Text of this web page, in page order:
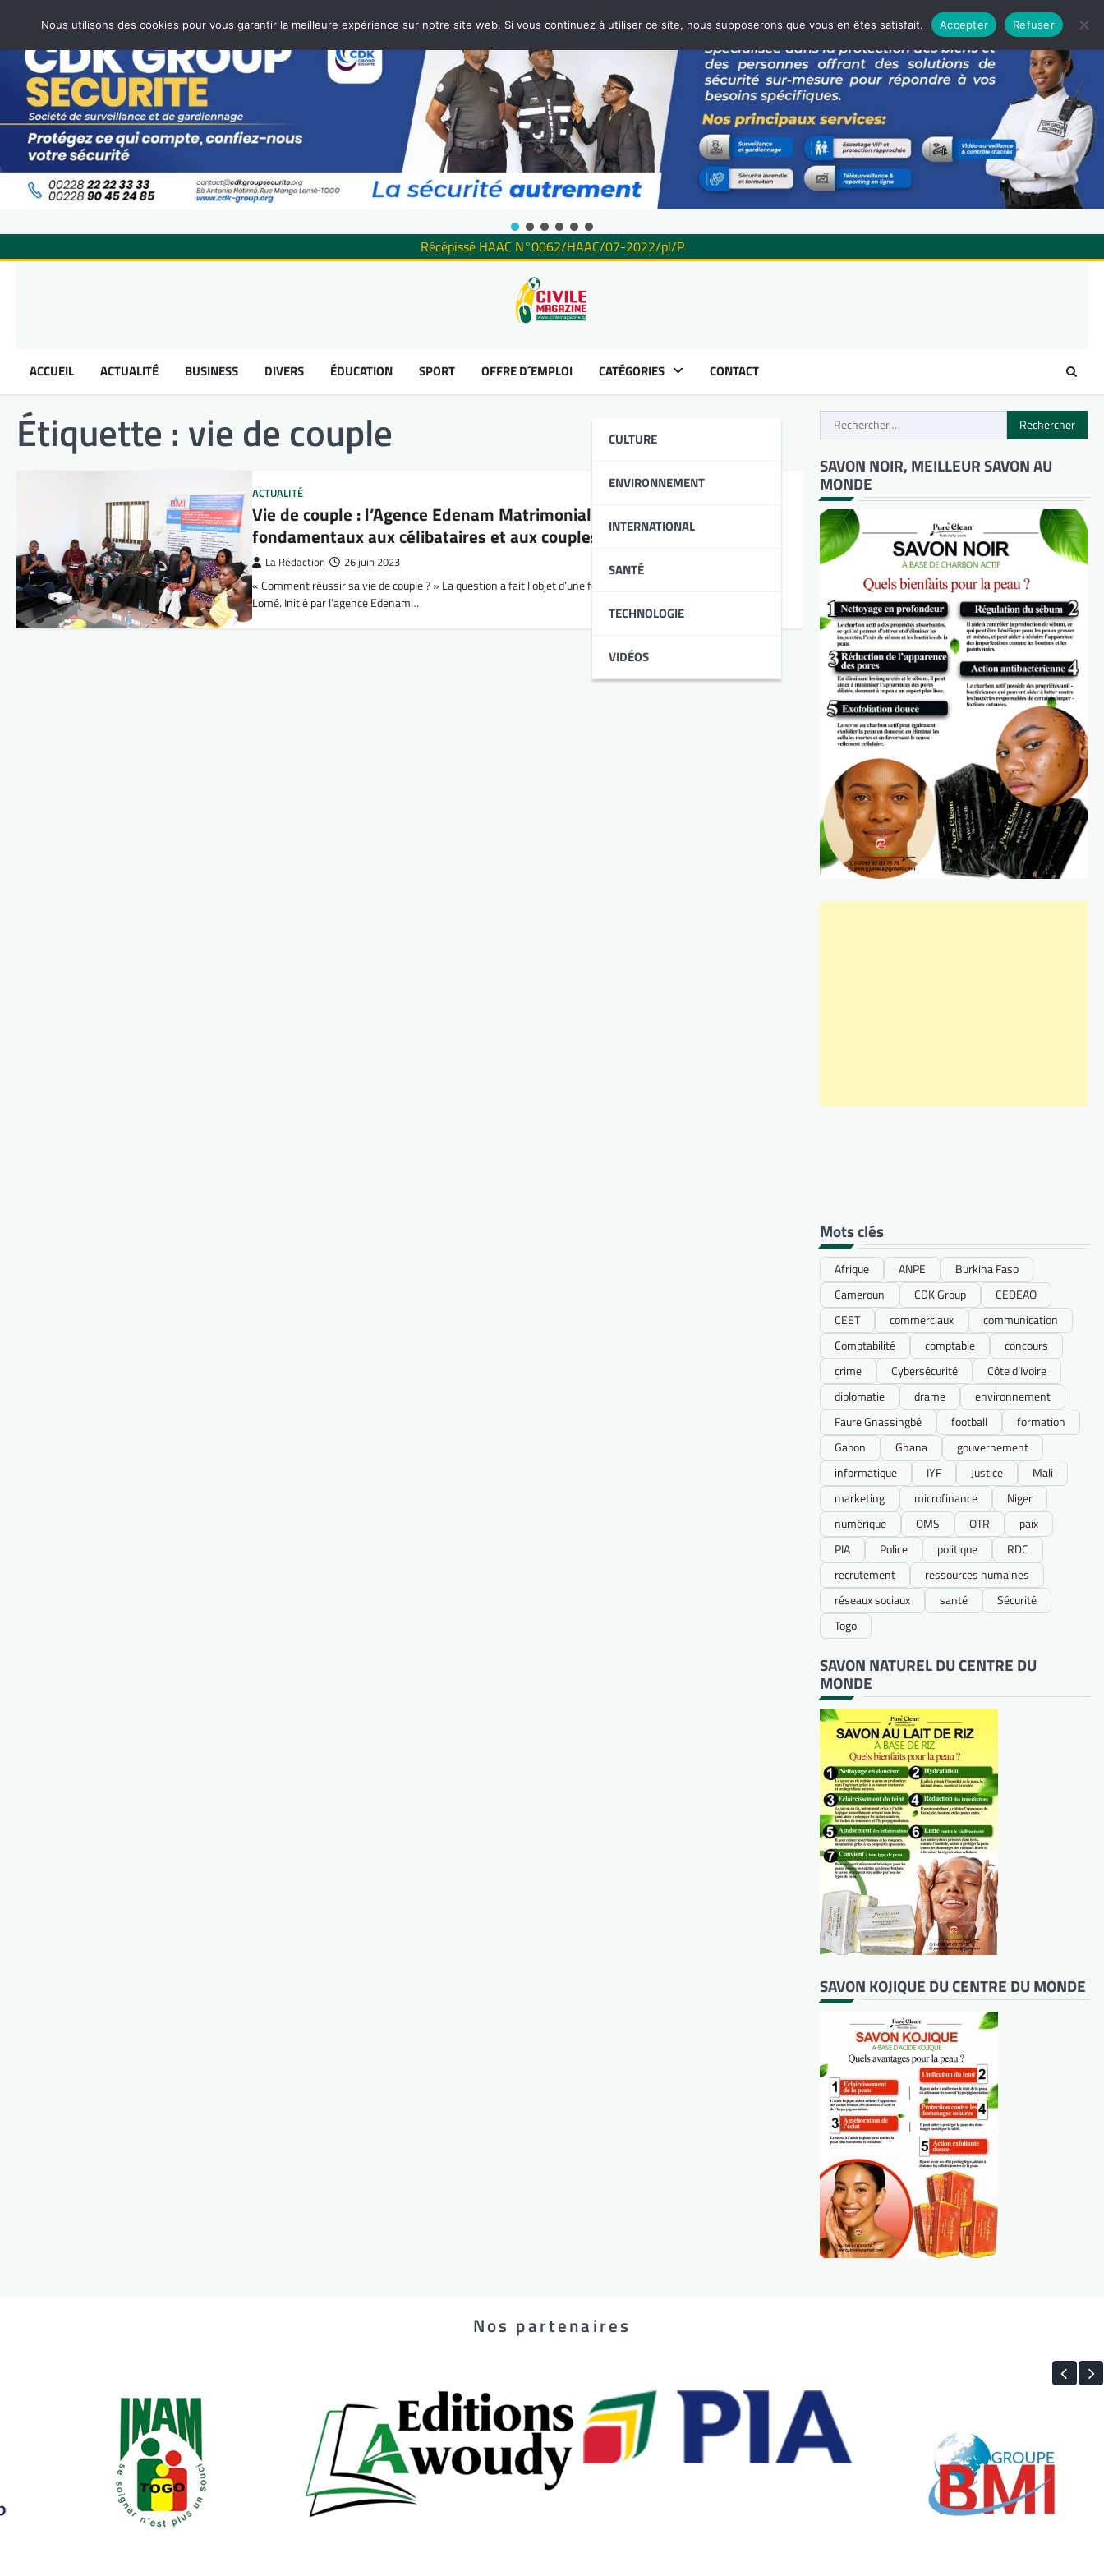
Récépissé HAAC N°0062/HAAC/07-2022/pl/P
ACCUEIL ACTUALITÉ BUSINESS DIVERS ÉDUCATION SPORT OFFRE D´EMPLOI CATÉGORIES
CULTURE
ENVIRONNEMENT
INTERNATIONAL
SANTÉ
TECHNOLOGIE
VIDÉOS
CONTACT
Étiquette : vie de couple
ACTUALITÉ
Vie de couple : l’Agence Edenam Matrimonial inculque les
fondamentaux aux célibataires et aux couples
La Rédaction 26 juin 2023
« Comment réussir sa vie de couple ? » La question a fait l’objet d’une formation dimanche 25 Juin à
Lomé. Initié par l’agence Edenam…
Rechercher :
SAVON NOIR, MEILLEUR SAVON AU
MONDE
Mots clés
Afrique ANPE
Burkina Faso
Cameroun
CDK Group
CEDEAO
CEET
commerciaux
communication
Comptabilité
comptable
concours
crime
Cybersécurité
Côte d’Ivoire
diplomatie
drame
environnement
Faure Gnassingbé
football
formation
Gabon
Ghana
gouvernement
informatique
IYF Justice
Mali
marketing
microfinance
Niger
numérique
OMS OTR
paix
PIA
Police politique
RDC
recrutement
ressources humaines
réseaux sociaux
santé
Sécurité
Togo
SAVON NATUREL DU CENTRE DU
MONDE
SAVON KOJIQUE DU CENTRE DU MONDE
Nos partenaires
Nous utilisons des cookies pour vous garantir la meilleure expérience sur notre site web. Si vous continuez à utiliser ce site, nous supposerons que vous en êtes satisfait. Accepter Refuser